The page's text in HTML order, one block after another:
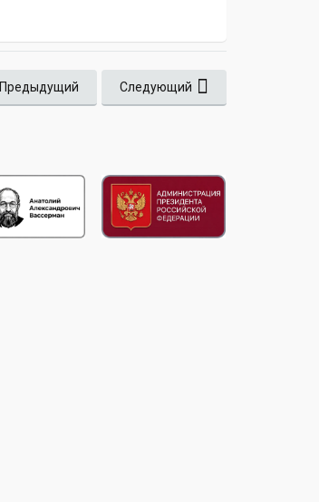
Предыдущий Следующий